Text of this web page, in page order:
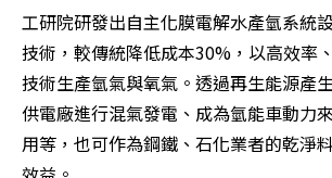
工研院研發出自主化膜電解水產氫系統
技術，較傳統降低成本30%，以高效率
技術生產氫氣與氧氣。透過再生能源產
供電廠進行混氣發電、成為氫能車動力
用等，也可作為鋼鐵、石化業者的乾淨